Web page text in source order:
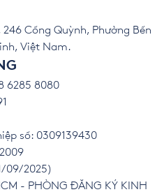
Cống Quỳnh, Phường Bến
Việt Nam.
6285 8080
số: 0309139430
09/2025)
- PHÒNG ĐĂNG KÝ KINH